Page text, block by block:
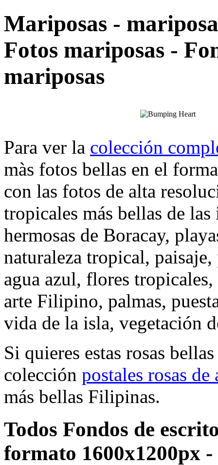
Mariposas -
Fotos mariposas -
mariposas
Para ver la colección
màs fotos bellas en el
con las fotos de alta
tropicales más bellas de
hermosas de Boracay,
naturaleza tropical,
agua azul, flores
arte Filipino, palmas,
vida de la isla, vegetación
Si quieres estas rosas
colección postales rosas de
más bellas Filipinas.
Todos Fondos de
formato 1600x1200px -